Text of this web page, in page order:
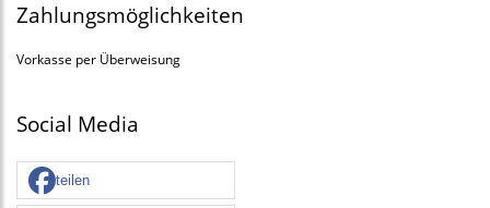
Zahlungsmöglichkeiten
Vorkasse per Überweisung
Social Media
teilen